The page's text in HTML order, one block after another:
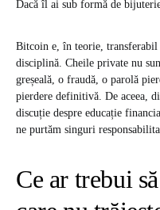
Dacă îl ai sub formă de
Bitcoin e, în teorie,
disciplină. Cheile private nu
greșeală, o fraudă, o parolă
pierdere definitivă. De aceea,
discuție despre educație
ne purtăm singuri
Ce ar trebui